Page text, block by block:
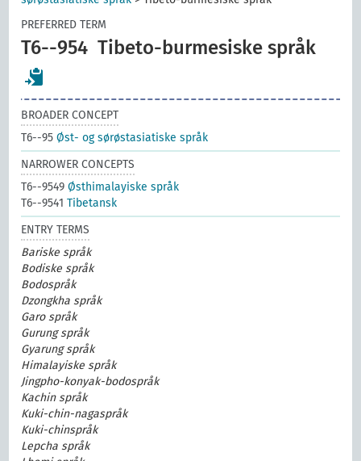
PREFERRED TERM
T6--954 Tibeto-burmesiske språk
BROADER CONCEPT
T6--95Øst- og sørøstasiatiske språk
NARROWER CONCEPTS
T6--9549Østhimalayiske språk
T6--9541Tibetansk
ENTRY TERMS
Bariske språk
Bodiske språk
Bodospråk
Dzongkha språk
Garo språk
Gurung språk
Gyarung språk
Himalayiske språk
Jingpho-konyak-bodospråk
Kachin språk
Kuki-chin-nagaspråk
Kuki-chinspråk
Lepcha språk